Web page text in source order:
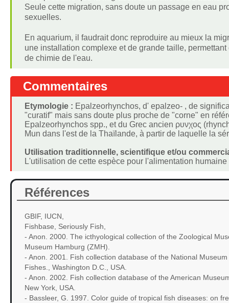
Seule cette migration, sans doute un passage en eau
sexuelles.
En aquarium, il faudrait donc reproduire au mieux la
une installation complexe et de grande taille,
de chimie de l'eau.
Commentaires
Etymologie : Epalzeorhynchos, d' epalzeo- , de
"curatif" mais sans doute plus proche de "corne" en
Epalzeorhynchos spp., et du Grec ancien ρυνχος
Mun dans l'est de la Thaïlande, à partir de laquelle la
Utilisation traditionnelle, scientifique et/ou
L'utilisation de cette espèce pour l'alimentation humaine
Références
GBIF, IUCN,
Fishbase, Seriously Fish,
- Anon. 2000. The icthyological collection of the Zoological
Museum Hamburg (ZMH).
- Anon. 2001. Fish collection database of the National
Fishes., Washington D.C., USA.
- Anon. 2002. Fish collection database of the American
New York, USA.
- Bassleer, G. 1997. Color guide of tropical fish diseases: on